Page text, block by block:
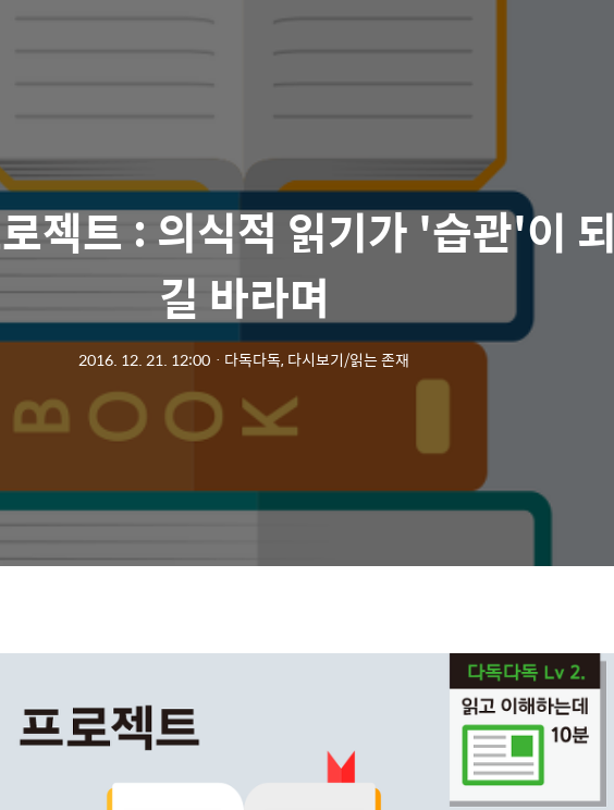
젝트 : 의식적 읽기가 '습관'이 되
길 바라며
2016. 12. 21. 12:00 ㆍ 다독다독, 다시보기/읽는 존재